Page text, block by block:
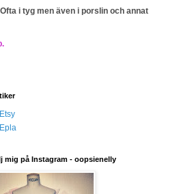
i tyg men även i porslin och annat
Etsy
Epla
mig på Instagram - oopsienelly